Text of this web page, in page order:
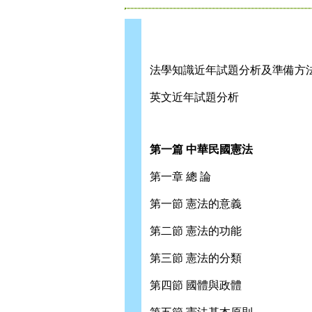
法學知識近年試題分析及準備方
英文近年試題分析
第一篇 中華民國憲法
第一章 總 論
第一節 憲法的意義
第二節 憲法的功能
第三節 憲法的分類
第四節 國體與政體